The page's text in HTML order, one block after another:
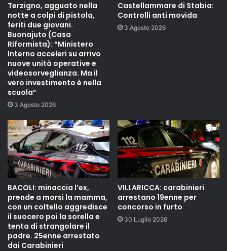
Terzigno, agguato nella
notte a colpi di pistola,
feriti due giovani.
Buonajuto (Casa
Riformista): “Ministero
Interno acceleri su arrivo
nuove unità operative e
videosorveglianza. Ma il
vero investimento è nella
scuola”
3 Agosto 2026
Castellammare di Stabia:
Controlli anti movida
3 Agosto 2026
BACOLI: minaccia l’ex,
prende a morsi la mamma,
con un coltello aggredisce
il suocero poi la sorella e
tenta di strangolare il
padre. 25enne arrestato
dai Carabinieri
VILLARICCA: carabinieri
arrestano 19enne per
concorso in furto
30 Luglio 2026